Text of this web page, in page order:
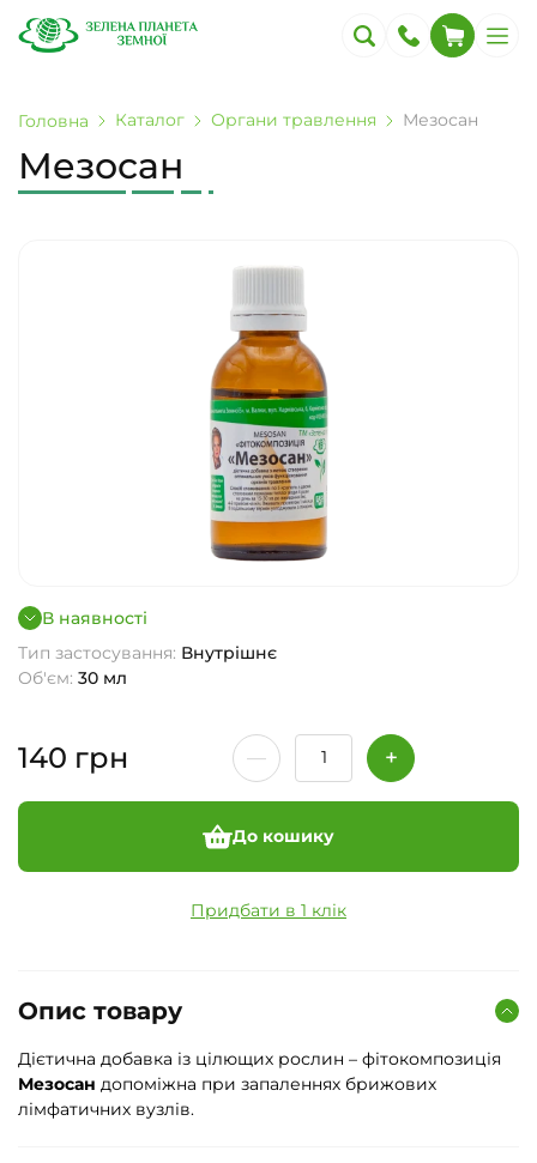
Головна Каталог Органи травлення Мезосан
Мезосан
В наявності
Тип застосування: Внутрішнє
Об'єм: 30 мл
140 грн
До кошику
Придбати в 1 клік
Опис товару
Дієтична добавка із цілющих рослин – фітокомпозиція
Мезосан допоміжна при запаленнях брижових
лімфатичних вузлів.